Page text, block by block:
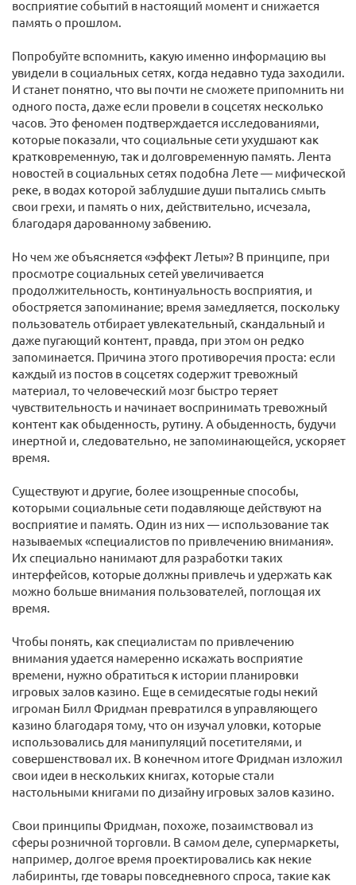
восприятие событий в настоящий момент и снижается
память о прошлом.
Попробуйте вспомнить, какую именно информацию вы
увидели в социальных сетях, когда недавно туда заходили.
И станет понятно, что вы почти не сможете припомнить ни
одного поста, даже если провели в соцсетях несколько
часов. Это феномен подтверждается исследованиями,
которые показали, что социальные сети ухудшают как
кратковременную, так и долговременную память. Лента
новостей в социальных сетях подобна Лете — мифической
реке, в водах которой заблудшие души пытались смыть
свои грехи, и память о них, действительно, исчезала,
благодаря дарованному забвению.
Но чем же объясняется «эффект Леты»? В принципе, при
просмотре социальных сетей увеличивается
продолжительность, континуальность восприятия, и
обостряется запоминание; время замедляется, поскольку
пользователь отбирает увлекательный, скандальный и
даже пугающий контент, правда, при этом он редко
запоминается. Причина этого противоречия проста: если
каждый из постов в соцсетях содержит тревожный
материал, то человеческий мозг быстро теряет
чувствительность и начинает воспринимать тревожный
контент как обыденность, рутину. А обыденность, будучи
инертной и, следовательно, не запоминающейся, ускоряет
время.
Существуют и другие, более изощренные способы,
которыми социальные сети подавляюще действуют на
восприятие и память. Один из них — использование так
называемых «специалистов по привлечению внимания».
Их специально нанимают для разработки таких
интерфейсов, которые должны привлечь и удержать как
можно больше внимания пользователей, поглощая их
время.
Чтобы понять, как специалистам по привлечению
внимания удается намеренно искажать восприятие
времени, нужно обратиться к истории планировки
игровых залов казино. Еще в семидесятые годы некий
игроман Билл Фридман превратился в управляющего
казино благодаря тому, что он изучал уловки, которые
использовались для манипуляций посетителями, и
совершенствовал их. В конечном итоге Фридман изложил
свои идеи в нескольких книгах, которые стали
настольными книгами по дизайну игровых залов казино.
Свои принципы Фридман, похоже, позаимствовал из
сферы розничной торговли. В самом деле, супермаркеты,
например, долгое время проектировались как некие
лабиринты, где товары повседневного спроса, такие как